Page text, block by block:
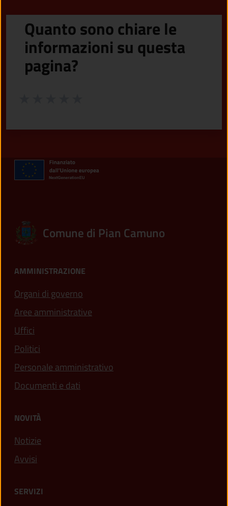
Quanto sono chiare le
informazioni su questa
pagina?
Comune di Pian Camuno
AMMINISTRAZIONE
Organi di governo
Aree amministrative
Uffici
Politici
Personale amministrativo
Documenti e dati
NOVITÀ
Notizie
Avvisi
SERVIZI